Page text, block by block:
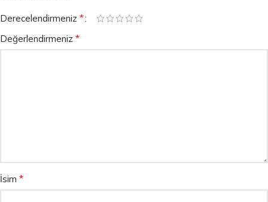
Derecelendirmeniz *
Değerlendirmeniz *
İsim *